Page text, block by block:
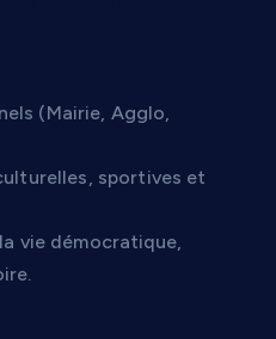
(Mairie, Agglo,
sportives et
vie démocratique,